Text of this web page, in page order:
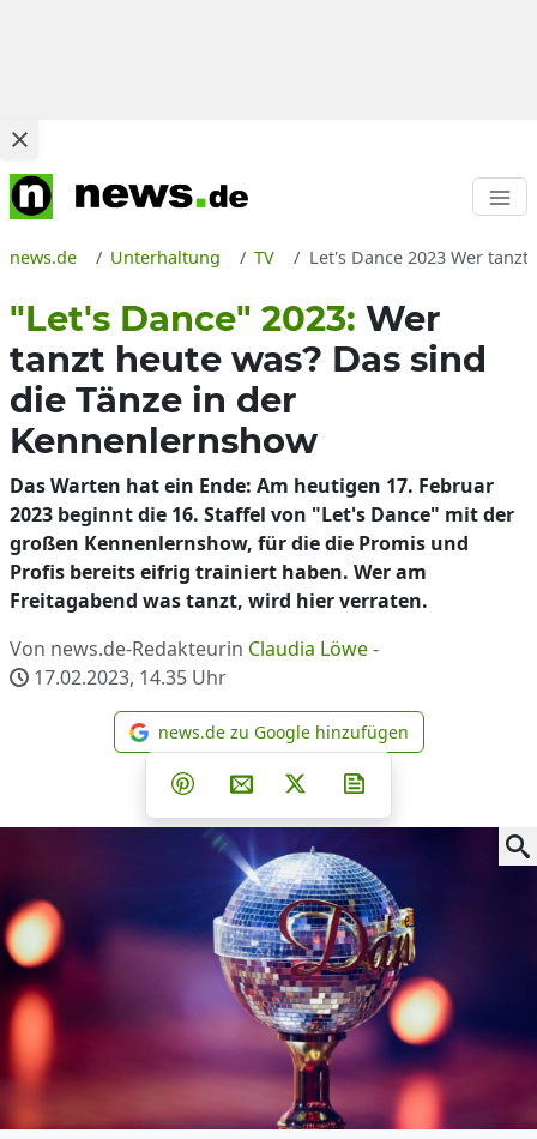
news.de Unterhaltung TV Let's Dance 2023 Wer
"Let's Dance" 2023: Wer
tanzt heute was? Das sind
die Tänze in der
Kennenlernshow
Das Warten hat ein Ende: Am heutigen 17. Februar
2023 beginnt die 16. Staffel von "Let's Dance" mit der
großen Kennenlernshow, für die die Promis und
Profis bereits eifrig trainiert haben. Wer am
Freitagabend was tanzt, wird hier verraten.
Von news.de-Redakteurin Claudia Löwe-
17.02.2023, 14.35 Uhr
news.de zu Google
news.de zu Google hinzufügen
Teilen auf Facebook
Teilen auf Whatsapp
Teilen auf Telegram
Teilen auf Pinterest
Per E-Mail teilen
Post auf X